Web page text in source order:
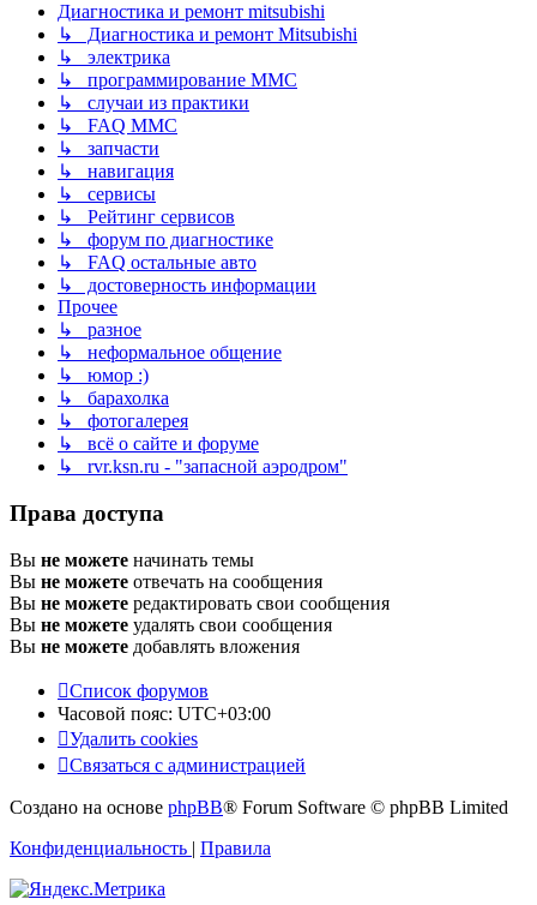
Диагностика и ремонт mitsubishi
↳ Диагностика и ремонт Mitsubishi
↳ электрика
↳ программирование MMC
↳ случаи из практики
↳ FAQ MMC
↳ запчасти
↳ навигация
↳ сервисы
↳ Рейтинг сервисов
↳ форум по диагностике
↳ FAQ остальные авто
↳ достоверность информации
Прочее
↳ разное
↳ неформальное общение
↳ юмор :)
↳ барахолка
↳ фотогалерея
↳ всё о сайте и форуме
↳ rvr.ksn.ru - "запасной аэродром"
Права доступа
Вы не можете начинать темы
Вы не можете отвечать на сообщения
Вы не можете редактировать свои сообщения
Вы не можете удалять свои сообщения
Вы не можете добавлять вложения
Список форумов
Часовой пояс: UTC+03:00
Удалить cookies
Связаться с администрацией
Создано на основе phpBB® Forum Software © phpBB Limited
Конфиденциальность | Правила